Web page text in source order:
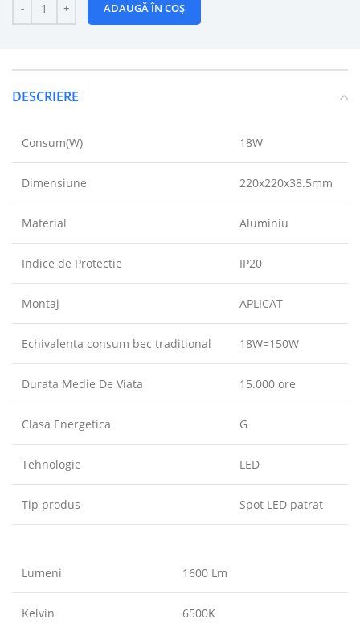
ADAUGĂ ÎN COȘ
DESCRIERE
Consum(W) 18W
Dimensiune 220x220x38.5mm
Material Aluminiu
Indice de Protectie IP20
Montaj APLICAT
Echivalenta consum bec traditional 18W=150W
Durata Medie De Viata 15.000 ore
Clasa Energetica G
Tehnologie LED
Tip produs Spot LED patrat
Lumeni 1600 Lm
Kelvin 6500K